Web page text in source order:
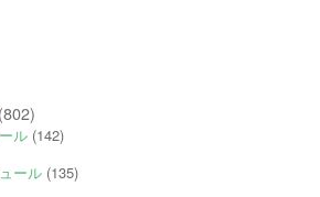
(802)
ル(142)
ール(135)